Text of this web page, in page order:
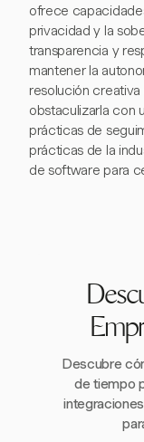
ofrece
privacidad y la
transparencia y
mantener la
resolución
obstaculizarla con
prácticas de
prácticas de la
de software para
Descubre
de tiempo